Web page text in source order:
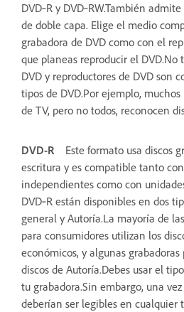
DVD‑R y DVD‑RW.También
de doble capa. Elige el medio
grabadora de DVD como con el
que planeas reproducir el DVD.No
DVD y reproductores de DVD son
tipos de DVD.Por ejemplo,
de TV, pero no todos, reconocen
DVD-R
Este formato usa discos
escritura y es compatible tanto
independientes como con
DVD‑R están disponibles en dos
general y Autoría.La mayoría de
para consumidores utilizan los
económicos, y algunas
discos de Autoría.Debes usar el
tu grabadora.Sin embargo, una
deberían ser legibles en cualquier